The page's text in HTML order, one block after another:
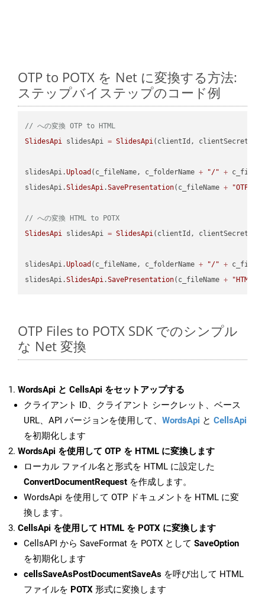
OTP to POTX を Net に変換する方法:
ステップバイステップのコード例
// への変換 OTP to HTML
SlidesApi slidesApi = SlidesApi(clientId, clientSecret);
slidesApi.Upload (c_fileName, c_folderName + "/" +
slidesApi.SlidesApi.SavePresentation(c_fileName + "OTP"
// への変換 HTML to POTX
SlidesApi slidesApi = SlidesApi(clientId, clientSecret);
slidesApi.Upload (c_fileName, c_folderName + "/" +
slidesApi.SlidesApi.SavePresentation(c_fileName + "HTML"
OTP Files to POTX SDK でのシンプル
な Net 変換
WordsApi と CellsApi をセットアップする
クライアント ID、クライアント シークレット、ベース
URL、API バージョンを使用して、 WordsApi と CellsApi
を初期化します
WordsApi を使用して OTP を HTML に変換します
ローカル ファイル名と形式を HTML に設定した
ConvertDocumentRequest を作成します。
WordsApi を使用して OTP ドキュメントを HTML に変
換します。
CellsApi を使用して HTML を POTX に変換します
CellsAPI から SaveFormat を POTX として SaveOption
を初期化します
cellsSaveAsPostDocumentSaveAs を呼び出して HTML
ファイルを POTX 形式に変換します